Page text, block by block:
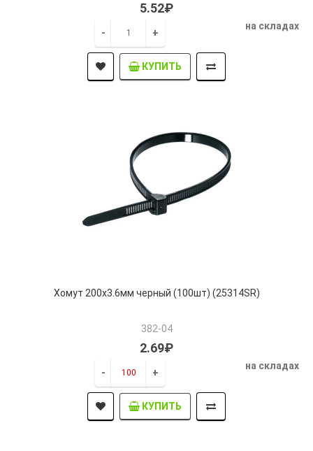
5.52₽
- +
на складах
КУПИТЬ
Хомут 200х3.6мм черный (100шт) (25314SR)
382-04
2.69₽
- +
на складах
КУПИТЬ